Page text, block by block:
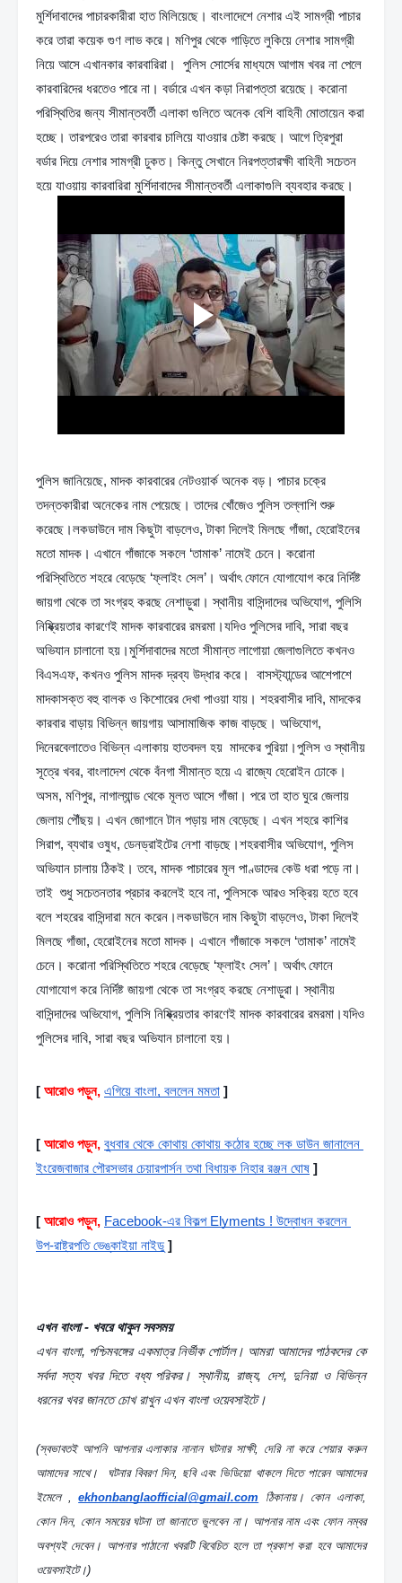
মুর্শিদাবাদের পাচারকারীরা হাত মিলিয়েছে। বাংলাদেশে নেশার এই সামগ্রী পাচার
করে তারা কয়েক গুণ লাভ করে। মণিপুর থেকে গাড়িতে লুকিয়ে নেশার সামগ্রী
নিয়ে আসে এখানকার কারবারিরা।  পুলিস সোর্সের মাধ্যমে আগাম খবর না পেলে
কারবারিদের ধরতেও পারে না। বর্ডারে এখন কড়া নিরাপত্তা রয়েছে। করোনা
পরিস্থিতির জন্য সীমান্তবর্তী এলাকা গুলিতে অনেক বেশি বাহিনী মোতায়েন করা
হচ্ছে। তারপরেও তারা কারবার চালিয়ে যাওয়ার চেষ্টা করছে। আগে ত্রিপুরা
বর্ডার দিয়ে নেশার সামগ্রী ঢুকত। কিন্তু সেখানে নিরপত্তারক্ষী বাহিনী সচেতন
হয়ে যাওয়ায় কারবারিরা মুর্শিদাবাদের সীমান্তবর্তী এলাকাগুলি ব্যবহার করছে।
পুলিস জানিয়েছে, মাদক কারবারের নেটওয়ার্ক অনেক বড়। পাচার চক্রে
তদন্তকারীরা অনেকের নাম পেয়েছে। তাদের খোঁজেও পুলিস তল্লাশি শুরু
করেছে।লকডাউনে দাম কিছুটা বাড়লেও, টাকা দিলেই মিলছে গাঁজা, হেরোইনের
মতো মাদক। এখানে গাঁজাকে সকলে ‘তামাক’ নামেই চেনে। করোনা
পরিস্থিতিতে শহরে বেড়েছে ‘ফ্লাইং সেল’। অর্থাৎ ফোনে যোগাযোগ করে নির্দিষ্ট
জায়গা থেকে তা সংগ্রহ করছে নেশাড়ুরা। স্থানীয় বাসিন্দাদের অভিযোগ, পুলিসি
নিষ্ক্রিয়তার কারণেই মাদক কারবারের রমরমা।যদিও পুলিসের দাবি, সারা বছর
অভিযান চালানো হয়।মুর্শিদাবাদের মতো সীমান্ত লাগোয়া জেলাগুলিতে কখনও
বিএসএফ, কখনও পুলিস মাদক দ্রব্য উদ্ধার করে।  বাসস্ট্যান্ডের আশেপাশে
মাদকাসক্ত বহু বালক ও কিশোরের দেখা পাওয়া যায়। শহরবাসীর দাবি, মাদকের
কারবার বাড়ায় বিভিন্ন জায়গায় আসামাজিক কাজ বাড়ছে। অভিযোগ,
দিনেরবেলাতেও বিভিন্ন এলাকায় হাতবদল হয়  মাদকের পুরিয়া।পুলিস ও স্থানীয়
সূত্রে খবর, বাংলাদেশ থেকে বঁনগা সীমান্ত হয়ে এ রাজ্যে হেরোইন ঢোকে।
অসম, মণিপুর, নাগাল্যান্ড থেকে মূলত আসে গাঁজা। পরে তা হাত ঘুরে জেলায়
জেলায় পৌঁছয়। এখন জোগানে টান পড়ায় দাম বেড়েছে। এখন শহরে কাশির
সিরাপ, ব্যথার ওষুধ, ডেনড্রাইটের নেশা বাড়ছে।শহরবাসীর অভিযোগ, পুলিস
অভিযান চালায় ঠিকই। তবে, মাদক পাচারের মূল পাণ্ডাদের কেউ ধরা পড়ে না।
তাই  শুধু সচেতনতার প্রচার করলেই হবে না, পুলিসকে আরও সক্রিয় হতে হবে
বলে শহরের বাসিন্দারা মনে করেন।লকডাউনে দাম কিছুটা বাড়লেও, টাকা দিলেই
মিলছে গাঁজা, হেরোইনের মতো মাদক। এখানে গাঁজাকে সকলে ‘তামাক’ নামেই
চেনে। করোনা পরিস্থিতিতে শহরে বেড়েছে ‘ফ্লাইং সেল’। অর্থাৎ ফোনে
যোগাযোগ করে নির্দিষ্ট জায়গা থেকে তা সংগ্রহ করছে নেশাড়ুরা। স্থানীয়
বাসিন্দাদের অভিযোগ, পুলিসি নিষ্ক্রিয়তার কারণেই মাদক কারবারের রমরমা।যদিও
পুলিসের দাবি, সারা বছর অভিযান চালানো হয়।
[ আরোও পড়ুন, এগিয়ে বাংলা, বললেন মমতা ]
[ আরোও পড়ুন, বুধবার থেকে কোথায় কোথায় কঠোর হচ্ছে লক ডাউন জানালেন
ইংরেজবাজার পৌরসভার চেয়ারপার্সন তথা বিধায়ক নিহার রঞ্জন ঘোষ ]
[ আরোও পড়ুন, Facebook-এর বিকল্প Elyments ! উদ্বোধন করলেন
উপ-রাষ্ট্রপতি ভেঙ্কাইয়া নাইডু ]
এখন বাংলা - খবরে থাকুন সবসময়
এখন বাংলা, পশ্চিমবঙ্গের একমাত্র নির্ভীক পোর্টাল। আমরা আমাদের পাঠকদের কে
সর্বদা সত্য খবর দিতে বধ্য পরিকর। স্থানীয়, রাজ্য, দেশ, দুনিয়া ও বিভিন্ন
ধরনের খবর জানতে চোখ রাখুন এখন বাংলা ওয়েবসাইটে।
(স্বভাবতই আপনি আপনার এলাকার নানান ঘটনার সাক্ষী, দেরি না করে শেয়ার করুন
আমাদের সাথে।  ঘটনার বিবরণ দিন, ছবি এবং ভিডিয়ো থাকলে দিতে পারেন আমাদের
ইমেলে , ekhonbanglaofficial@gmail.com ঠিকানায়। কোন এলাকা,
কোন দিন, কোন সময়ের ঘটনা তা জানাতে ভুলবেন না। আপনার নাম এবং ফোন নম্বর
অবশ্যই দেবেন। আপনার পাঠানো খবরটি বিবেচিত হলে তা প্রকাশ করা হবে আমাদের
ওয়েবসাইটে।)